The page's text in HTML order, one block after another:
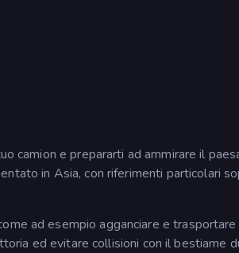
camion e prepararti ad ammirare il
in Asia, con riferimenti particolari
ad esempio agganciare e
ed evitare collisioni con il bestiame